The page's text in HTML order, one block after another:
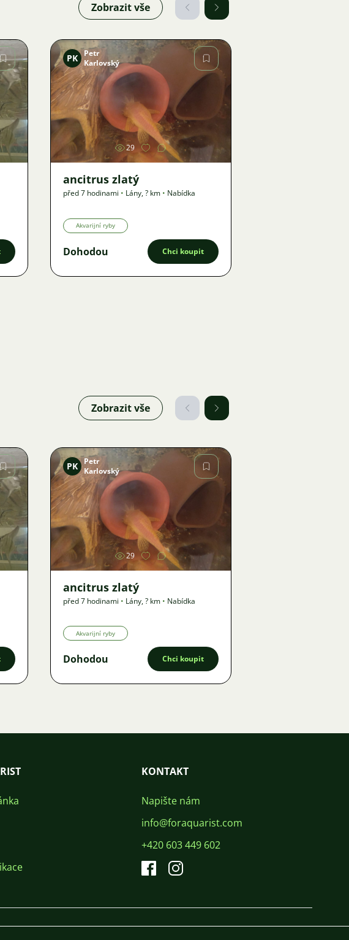
Zobrazit vše
Obrázek
PK
Petr
Karlovský
29
ancitrus zlatý
před 7 hodinami • Lány,? km • Nabídka
Akvarijní ryby
Dohodou Chci koupit
Zobrazit vše
Obrázek
PK
Petr
Karlovský
29
ancitrus zlatý
před 7 hodinami • Lány,? km • Nabídka
Akvarijní ryby
Dohodou Chci koupit
KONTAKT
Napište nám
info@foraquarist.com
+420 603 449 602